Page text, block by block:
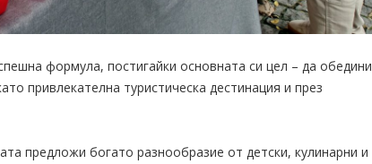
формула, постигайки основната си цел – да обедини
привлекателна туристическа дестинация и през
предложи богато разнообразие от детски, кулинарни и